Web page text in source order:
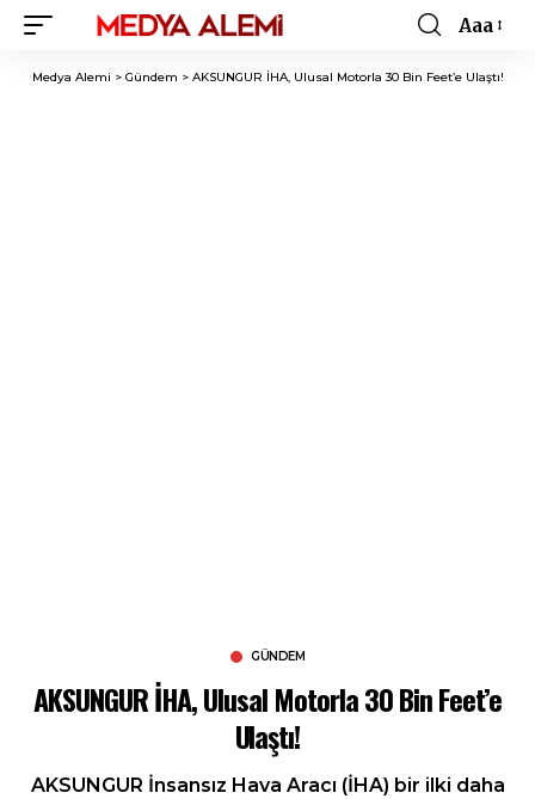
Font
Resizer
Aaa
Medya Alemi > Gündem > AKSUNGUR İHA, Ulusal Motorla 30 Bin Feet’e Ulaştı!
GÜNDEM
AKSUNGUR İHA, Ulusal Motorla 30 Bin Feet’e
Ulaştı!
AKSUNGUR İnsansız Hava Aracı (İHA) bir ilki daha